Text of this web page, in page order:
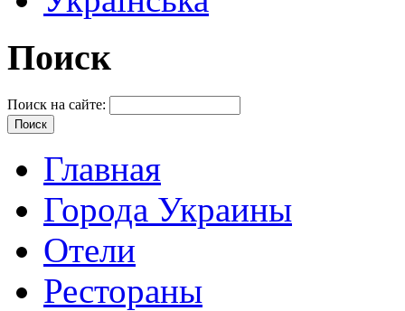
Поиск
Поиск на сайте:
Главная
Города Украины
Отели
Рестораны